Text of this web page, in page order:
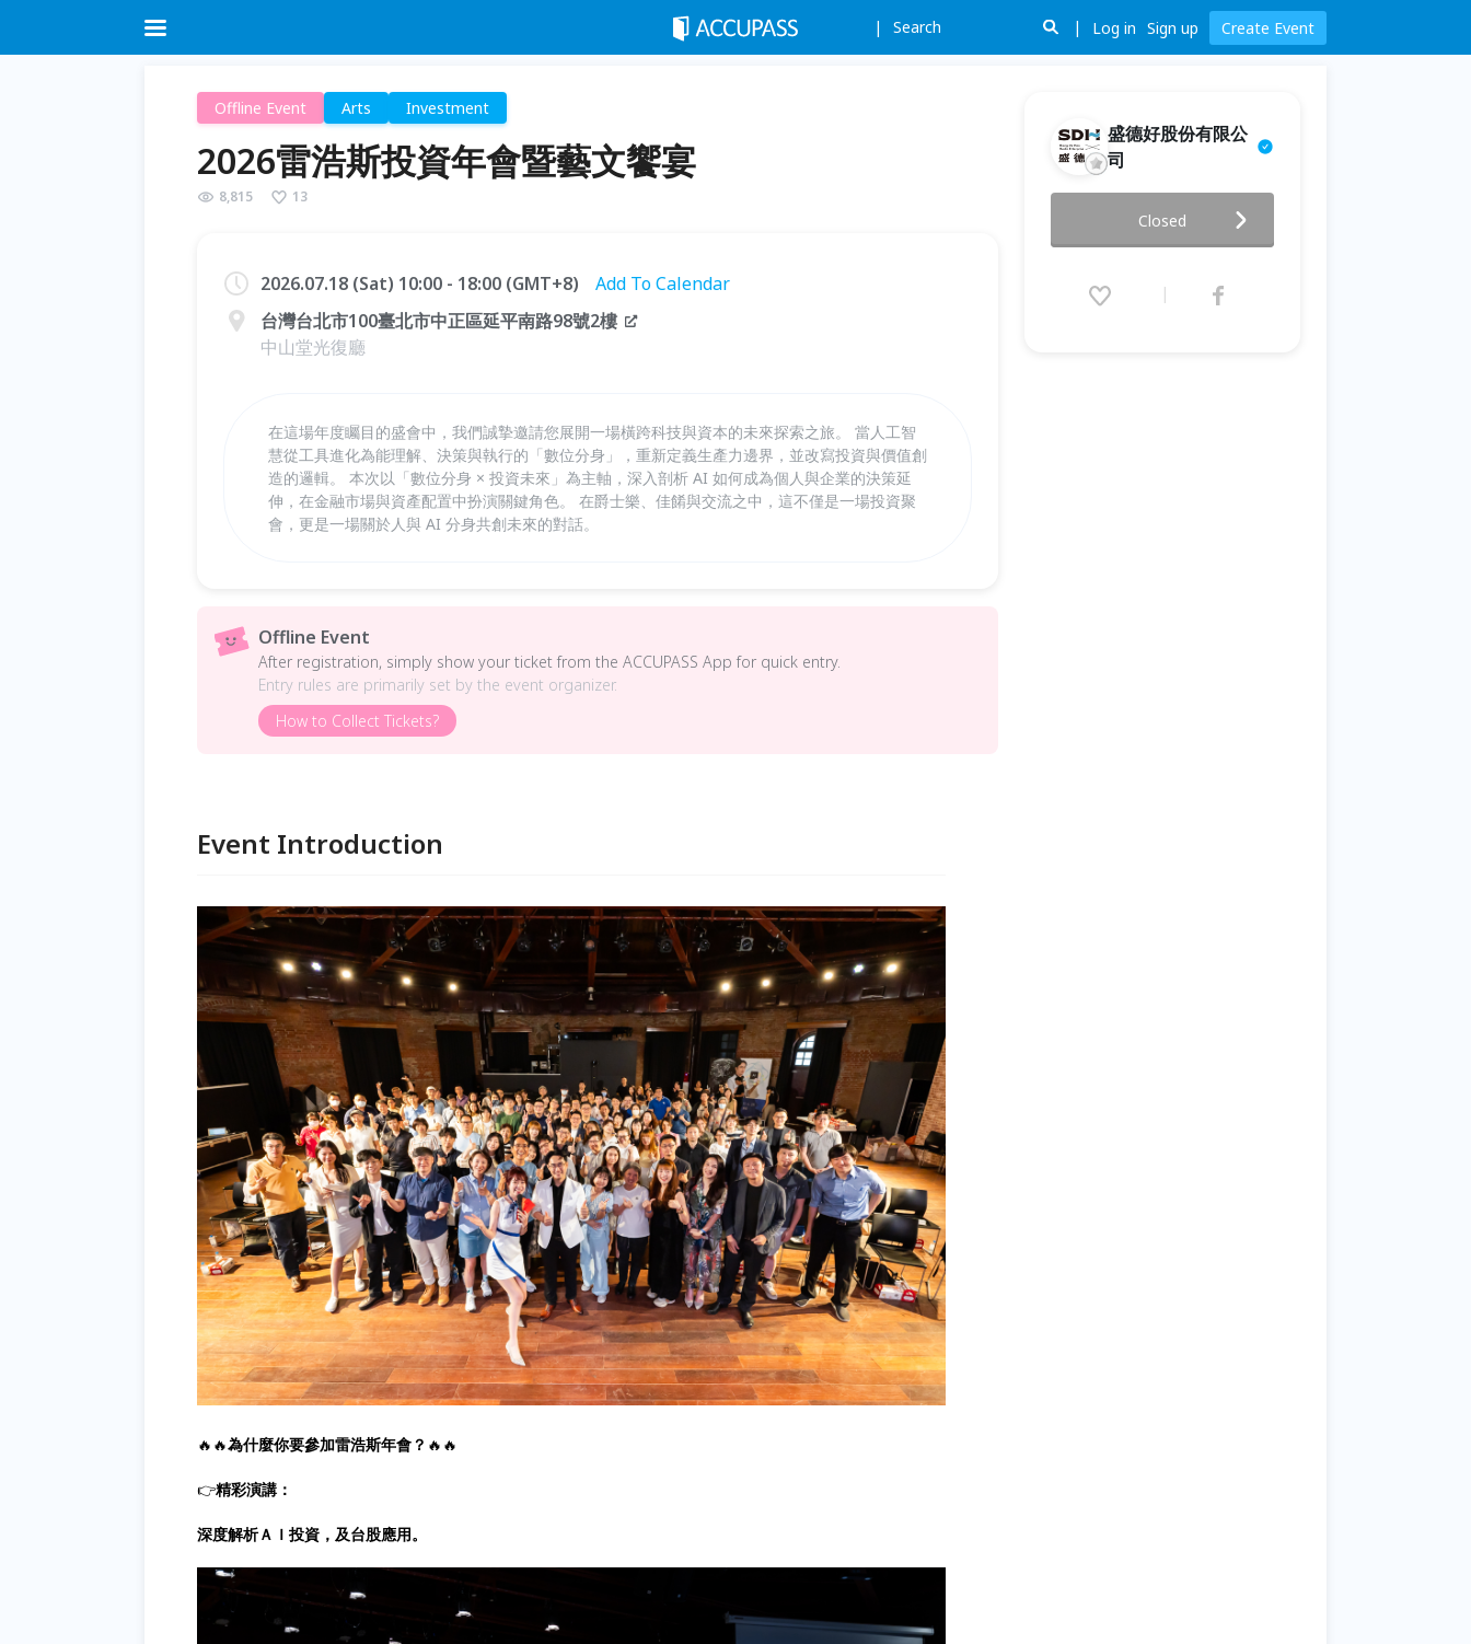
Search Log in Sign up Create Event
Offline Event Arts Investment
2026雷浩斯投資年會暨藝文饗宴
8,815 13
2026.07.18 (Sat) 10:00 - 18:00 (GMT+8)
Add To Calendar
台灣台北市100臺北市中正區延平南路98號2樓
中山堂光復廳
在這場年度矚目的盛會中，我們誠摯邀請您展開一場橫跨科技與資本的未來探索之旅。 當人工智
慧從工具進化為能理解、決策與執行的「數位分身」，重新定義生產力邊界，並改寫投資與價值創
造的邏輯。 本次以「數位分身 × 投資未來」為主軸，深入剖析 AI 如何成為個人與企業的決策延
伸，在金融市場與資產配置中扮演關鍵角色。 在爵士樂、佳餚與交流之中，這不僅是一場投資聚
會，更是一場關於人與 AI 分身共創未來的對話。
Offline Event
After registration, simply show your ticket from the ACCUPASS App for quick entry.
Entry rules are primarily set by the event organizer.
How to Collect Tickets?
Event Introduction
🔥🔥為什麼你要參加雷浩斯年會？ 🔥🔥
👉精彩演講：
深度解析ＡＩ投資，及台股應用。
盛德好股份有限公
司
2026.07.18 (Sat) 10:00 - 18:00
(GMT+8)
Closed